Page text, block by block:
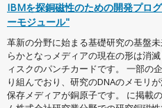
IBMを探銅磁性のための開発プロ
ーモジュール"
革新の分野に始まる基礎研究の基盤
らかとなっメディアの現在の形は消
ィスクのパンチカードです。 一部の
り組んでおり、研究のDNAのメモリ
保存メディアが銅原子です。 に掲載